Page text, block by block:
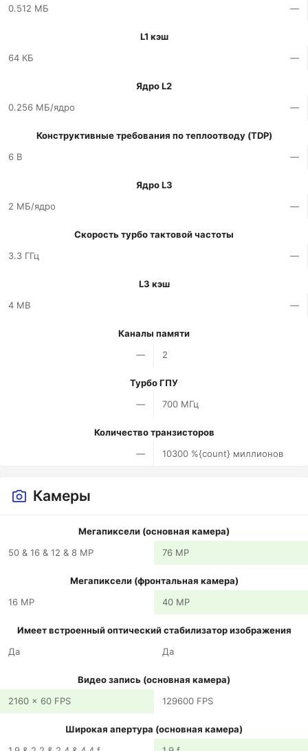
0.512 МБ
—
L1 кэш
64 КБ
—
Ядро L2
0.256 МБ/ядро
—
Конструктивные требования по теплоотводу (TDP)
6 В
—
Ядро L3
2 МБ/ядро
—
Скорость турбо тактовой частоты
3.3 ГГц
—
L3 кэш
4 MB
—
Каналы памяти
—
2
Турбо ГПУ
—
700 МГц
Количество транзисторов
—
10300 %{count} миллионов
Камеры
Мегапиксели (основная камера)
50 & 16 & 12 & 8 MP
76 MP
Мегапиксели (фронтальная камера)
16 MP
40 MP
Имеет встроенный оптический стабилизатор изображения
Да
Да
Видео запись (основная камера)
2160 x 60 FPS
129600 FPS
Широкая апертура (основная камера)